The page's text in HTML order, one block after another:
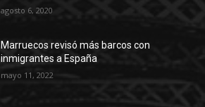
agosto 6, 2020
Marruecos revisó más barcos con
inmigrantes a España
mayo 11, 2022